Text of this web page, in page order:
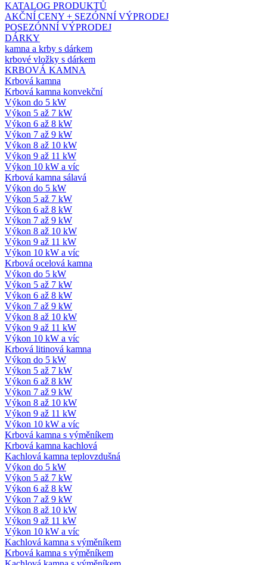
KATALOG PRODUKTŮ
AKČNÍ CENY + SEZÓNNÍ VÝPRODEJ
POSEZÓNNÍ VÝPRODEJ
DÁRKY
kamna a krby s dárkem
krbové vložky s dárkem
KRBOVÁ KAMNA
Krbová kamna
Krbová kamna konvekční
Výkon do 5 kW
Výkon 5 až 7 kW
Výkon 6 až 8 kW
Výkon 7 až 9 kW
Výkon 8 až 10 kW
Výkon 9 až 11 kW
Výkon 10 kW a víc
Krbová kamna sálavá
Výkon do 5 kW
Výkon 5 až 7 kW
Výkon 6 až 8 kW
Výkon 7 až 9 kW
Výkon 8 až 10 kW
Výkon 9 až 11 kW
Výkon 10 kW a víc
Krbová ocelová kamna
Výkon do 5 kW
Výkon 5 až 7 kW
Výkon 6 až 8 kW
Výkon 7 až 9 kW
Výkon 8 až 10 kW
Výkon 9 až 11 kW
Výkon 10 kW a víc
Krbová litinová kamna
Výkon do 5 kW
Výkon 5 až 7 kW
Výkon 6 až 8 kW
Výkon 7 až 9 kW
Výkon 8 až 10 kW
Výkon 9 až 11 kW
Výkon 10 kW a víc
Krbová kamna s výměníkem
Krbová kamna kachlová
Kachlová kamna teplovzdušná
Výkon do 5 kW
Výkon 5 až 7 kW
Výkon 6 až 8 kW
Výkon 7 až 9 kW
Výkon 8 až 10 kW
Výkon 9 až 11 kW
Výkon 10 kW a víc
Kachlová kamna s výměníkem
Krbová kamna s výměníkem